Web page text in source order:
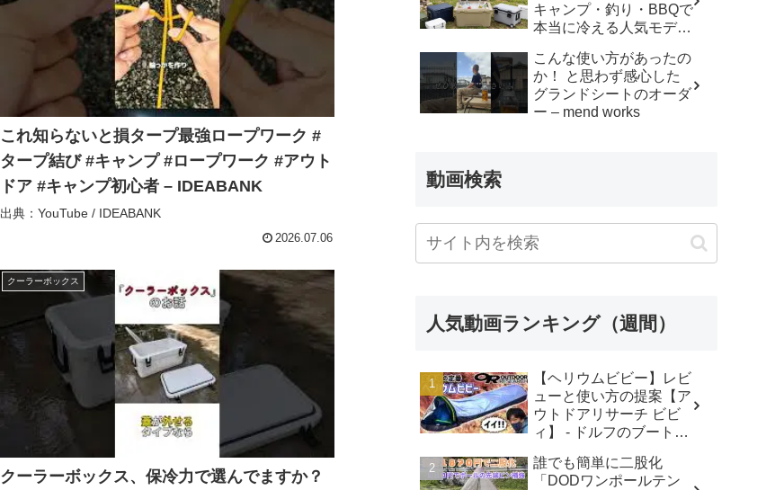
これ知らないと損タープ最強ロープワーク #
タープ結び #キャンプ #ロープワーク #アウト
ドア #キャンプ初心者 – IDEABANK
出典：YouTube / IDEABANK
2026.07.06
クーラーボックス
クーラーボックス、保冷力で選んでますか？
キャンプ・釣り・BBQで
本当に冷える人気モデル
本日のおすすめTOP
こんな使い方があったの
か！ と思わず感心した
グランドシートのオーダ
ー – mend works
動画検索
人気動画ランキング（週間）
【ヘリウムビビー】レビ
ューと使い方の提案【ア
ウトドアリサーチ ビビ
ィ】 - ドルフのブートキ
誰でも簡単に二股化
「DODワンポールテン